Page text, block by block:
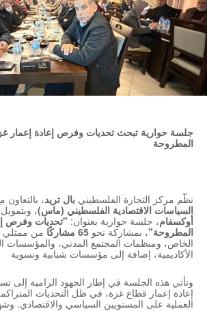
جلسة حوارية تبحث تحديات وفرص إعادة إعمار
المطروحة
نظّم مركز التجارة الفلسطيني بال تريد، بالتعاون
السياسات الاقتصادية الفلسطيني (ماس)،
أوكسفام، جلسة حوارية بعنوان:"تحديات وفرص
المطروحة"، بمشاركة نحو 65 مشاركًا من ممثلي
الخاص، ومنظمات المجتمع المدني، والمؤسسات
الأكاديمية، إضافة إلى مؤسسات شبابية ونسوية
وتأتي هذه الجلسة في إطار الجهود الرامية إلى
إعادة إعمار قطاع غزة، في ظل التحديات
العملية على المستويين السياسي